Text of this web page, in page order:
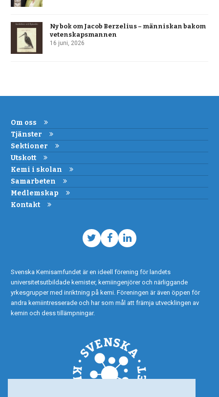
Ny bok om Jacob Berzelius – människan bakom
vetenskapsmannen
16 juni, 2026
Om oss
Tjänster
Sektioner
Utskott
Kemi i skolan
Samarbeten
Medlemskap
Kontakt
TwitterFacebook
LinkedIn
Svenska Kemisamfundet är en ideell förening för landets
universitetsutbildade kemister, kemiingenjörer och närliggande
yrkesgrupper med inriktning på kemi. Föreningen är även öppen för
andra kemiintresserade och har som mål att främja utvecklingen av
kemin och dess tillämpningar.